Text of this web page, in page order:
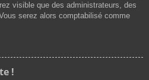
visible que des administrateurs, des
serez alors comptabilisé comme
!